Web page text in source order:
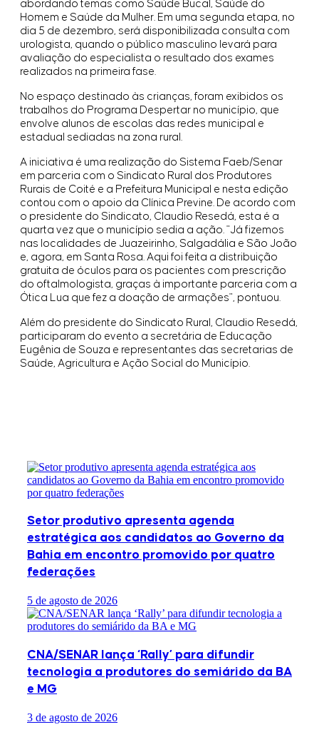
abordando temas como Saúde Bucal, Saúde do
Homem e Saúde da Mulher. Em uma segunda etapa, no
dia 5 de dezembro, será disponibilizada consulta com
urologista, quando o público masculino levará para
avaliação do especialista o resultado dos exames
realizados na primeira fase.
No espaço destinado às crianças, foram exibidos os
trabalhos do Programa Despertar no município, que
envolve alunos de escolas das redes municipal e
estadual sediadas na zona rural.
A iniciativa é uma realização do Sistema Faeb/Senar
em parceria com o Sindicato Rural dos Produtores
Rurais de Coité e a Prefeitura Municipal e nesta edição
contou com o apoio da Clínica Previne. De acordo com
o presidente do Sindicato, Claudio Resedá, esta é a
quarta vez que o município sedia a ação. "Já fizemos
nas localidades de Juazeirinho, Salgadália e São João
e, agora, em Santa Rosa. Aqui foi feita a distribuição
gratuita de óculos para os pacientes com prescrição
do oftalmologista, graças à importante parceria com a
Ótica Lua que fez a doação de armações", pontuou.
Além do presidente do Sindicato Rural, Claudio Resedá,
participaram do evento a secretária de Educação
Eugênia de Souza e representantes das secretarias de
Saúde, Agricultura e Ação Social do Município.
Setor produtivo apresenta agenda
estratégica aos candidatos ao Governo da
Bahia em encontro promovido por quatro
federações
5 de agosto de 2026
CNA/SENAR lança ‘Rally’ para difundir
tecnologia a produtores do semiárido da BA
e MG
3 de agosto de 2026